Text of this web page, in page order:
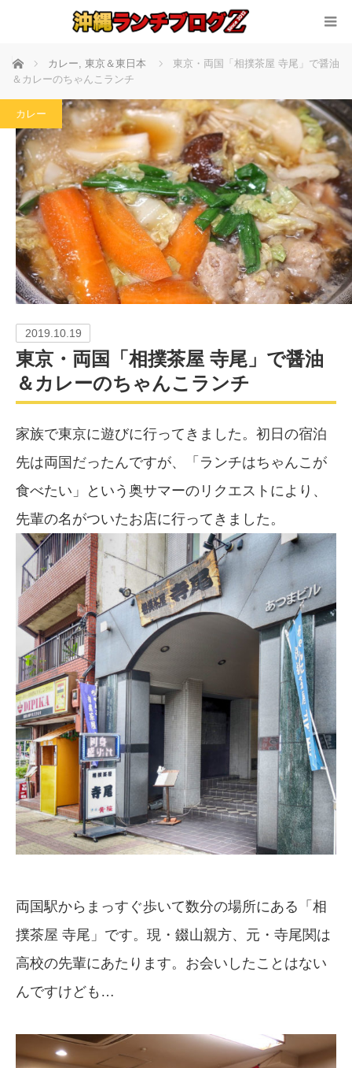
ホーム カレー, 東京＆東日本
東京・両国「相撲茶屋 寺尾」で醤油
＆カレーのちゃんこランチ
カレー
2019.10.19
東京・両国「相撲茶屋 寺尾」で醤油
＆カレーのちゃんこランチ
家族で東京に遊びに行ってきました。初日の宿泊
先は両国だったんですが、「ランチはちゃんこが
食べたい」という奥サマーのリクエストにより、
先輩の名がついたお店に行ってきました。
両国駅からまっすぐ歩いて数分の場所にある「相
撲茶屋 寺尾」です。現・錣山親方、元・寺尾関は
高校の先輩にあたります。お会いしたことはない
んですけども…